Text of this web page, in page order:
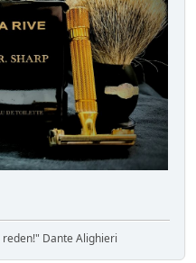
Dante Alighieri